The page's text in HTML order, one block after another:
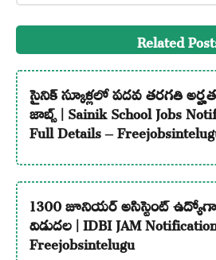
Related
సైనిక్ స్కూళ్లలో పదవ తరగతి
జాబ్స్ | Sainik School Jobs
Full Details –
1300 జూనియర్ అసిస్టెంట్
విడుదల | IDBI JAM
Freejobsintelugu